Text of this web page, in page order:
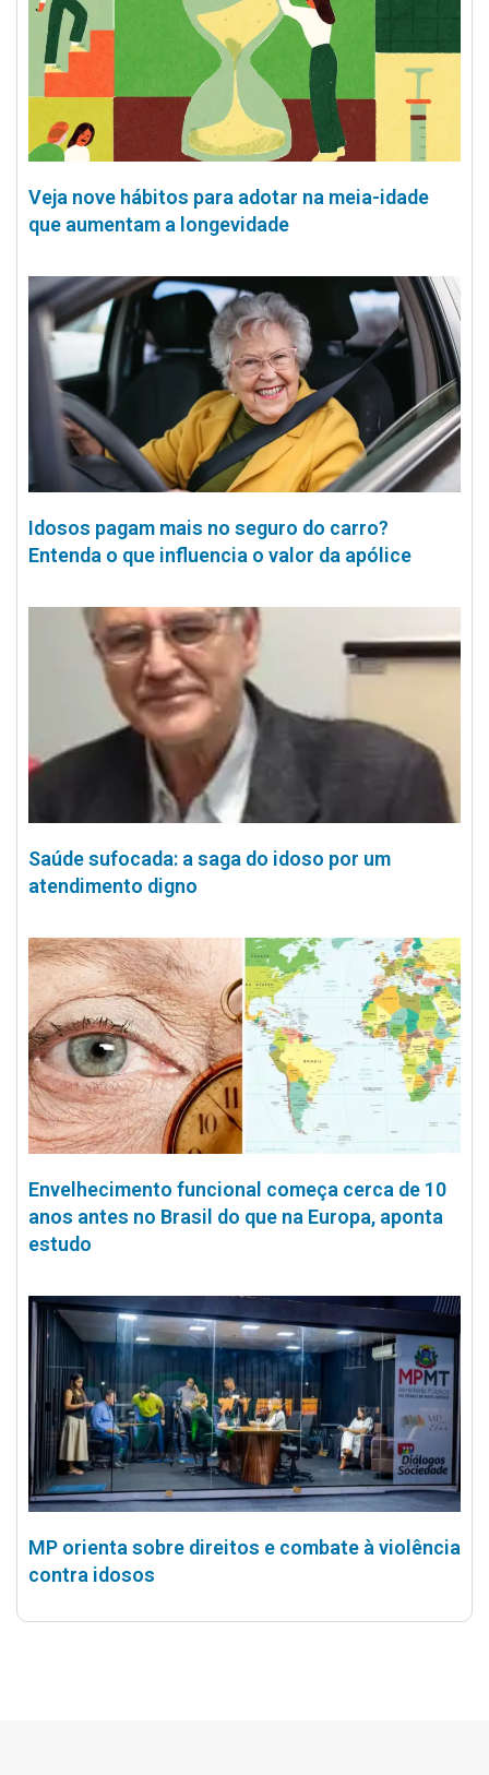
Veja nove hábitos para adotar na meia-idade
que aumentam a longevidade
Idosos pagam mais no seguro do carro?
Entenda o que influencia o valor da apólice
Saúde sufocada: a saga do idoso por um
atendimento digno
Envelhecimento funcional começa cerca de 10
anos antes no Brasil do que na Europa, aponta
estudo
MP orienta sobre direitos e combate à violência
contra idosos